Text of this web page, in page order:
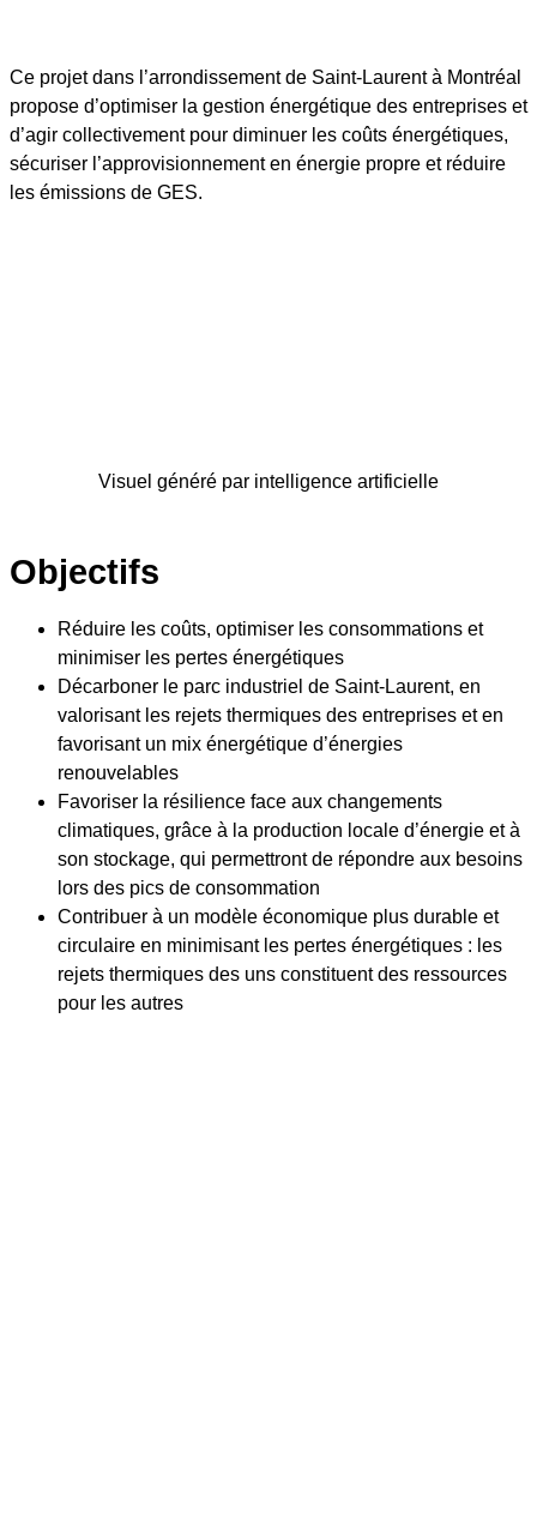
Ce projet dans l’arrondissement de Saint-Laurent à Montréal
propose d’optimiser la gestion énergétique des entreprises et
d’agir collectivement pour diminuer les coûts énergétiques,
sécuriser l’approvisionnement en énergie propre et réduire
les émissions de GES.
Visuel généré par intelligence artificielle
Objectifs
Réduire les coûts, optimiser les consommations et
minimiser les pertes énergétiques
Décarboner le parc industriel de Saint-Laurent, en
valorisant les rejets thermiques des entreprises et en
favorisant un mix énergétique d’énergies
renouvelables
Favoriser la résilience face aux changements
climatiques, grâce à la production locale d’énergie et à
son stockage, qui permettront de répondre aux besoins
lors des pics de consommation
Contribuer à un modèle économique plus durable et
circulaire en minimisant les pertes énergétiques : les
rejets thermiques des uns constituent des ressources
pour les autres